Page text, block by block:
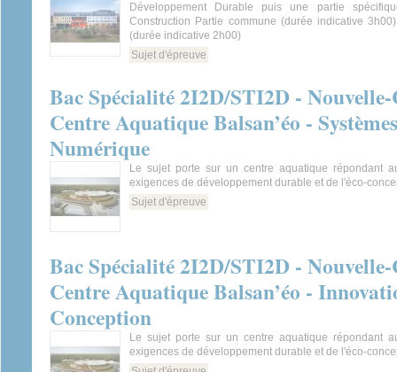
Développement Durable puis une partie
Construction Partie commune (durée indicative
(durée indicative 2h00)
Sujet d'épreuve
Bac Spécialité 2I2D/STI2D - Nouvelle-
Centre Aquatique Balsan’éo -
Numérique
Le sujet porte sur un centre aquatique répondant
exigences de développement durable et de l'éco-
Sujet d'épreuve
Bac Spécialité 2I2D/STI2D - Nouvelle-
Centre Aquatique Balsan’éo -
Conception
Le sujet porte sur un centre aquatique répondant
exigences de développement durable et de l'éco-